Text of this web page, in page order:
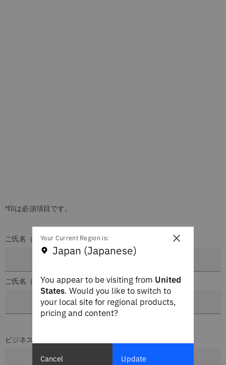
*印は必須項目です。
ご氏名（姓）*
ご氏名（名）*
ビジネス用メール・アドレス*
×
Your Current Region is:
Japan (Japanese)
You appear to be visiting from United
States. Would you like to switch to
your local site for regional products,
pricing and content?
Cancel Update